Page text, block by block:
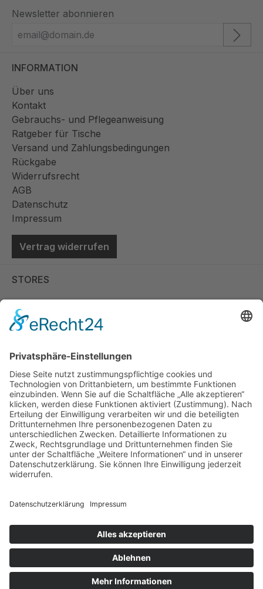
Newsletter abonnieren
INFORMATION
Über uns
Kontakt
Gebrauchs- und Pflegeanweisung
Ratgeber für Tische
Versand und Zahlungsbedingungen
Rückgabe
Widerrufsrecht
AGB
Datenschutz
Impressum
Vertrag widerrufen
STORES
Store Viernheim
Store Berlin
Handelspartner Köln
SICHERE BEZAHLUNG
ZUVERLÄSSIGER VERSAND
Alle Preise inkl. gesetzl. Mehrwertsteuer zzgl.
Versandkostenund ggf. Nachnahmegebühren, wenn
nicht anders angegeben.